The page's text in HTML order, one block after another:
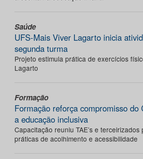
Saúde
UFS-Mais Viver Lagarto inicia
segunda turma
Projeto estimula prática de exercícios
Lagarto
Formação
Formação reforça compromisso do
a educação inclusiva
Capacitação reuniu TAE’s e
práticas de acolhimento e acessibilidade